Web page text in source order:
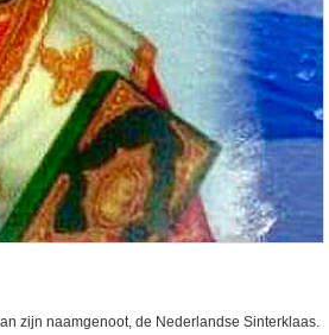
zijn naamgenoot, de Nederlandse Sinterklaas.